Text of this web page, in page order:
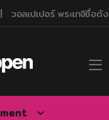
วอลเปเปอร์ พระเกจิชื่อดัง